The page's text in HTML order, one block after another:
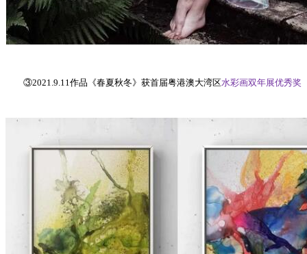
③2021.9.11作品《春夏秋冬》获首届粤港澳大湾区水彩画双年展优秀奖